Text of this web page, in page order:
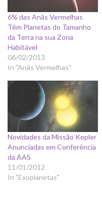
6% das Anãs Vermelhas
Têm Planetas do Tamanho
da Terra na sua Zona
Habitável
06/02/2013
In "Anãs Vermelhas"
Novidades da Missão Kepler
Anunciadas em Conferência
da AAS
11/01/2012
In "Exoplanetas"